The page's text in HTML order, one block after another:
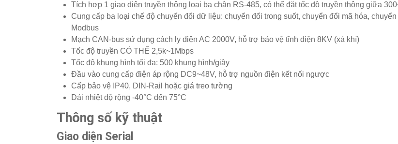
Tích hợp 1 giao diện truyền thông loại ba chân RS-485, có thể đặt tốc độ truyền thông giữa
Cung cấp ba loại chế độ chuyển đổi dữ liệu: chuyển đổi trong suốt, chuyển đổi mã hóa,
Modbus
Mạch CAN-bus sử dụng cách ly điện AC 2000V, hỗ trợ bảo vệ tĩnh điện 8KV (xả khí)
Tốc độ truyền CÓ THỂ 2,5k~1Mbps
Tốc độ khung hình tối đa: 500 khung hình/giây
Đầu vào cung cấp điện áp rộng DC9~48V, hỗ trợ nguồn điện kết nối ngược
Cấp bảo vệ IP40, DIN-Rail hoặc giá treo tường
Dải nhiệt độ rộng -40°C đến 75°C
Thông số kỹ thuật
Giao diện Serial